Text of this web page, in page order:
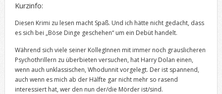
Kurzinfo:
Diesen Krimi zu lesen macht Spaß. Und ich hätte nicht gedacht, dass
es sich bei „Böse Dinge geschehen“ um ein Debüt handelt.
Während sich viele seiner KollegInnen mit immer noch grauslicheren
Psychothrillern zu überbieten versuchen, hat Harry Dolan einen,
wenn auch unklassischen, Whodunnit vorgelegt. Der ist spannend,
auch wenn es mich ab der Hälfte gar nicht mehr so rasend
interessiert hat, wer den nun der/die Mörder ist/sind.